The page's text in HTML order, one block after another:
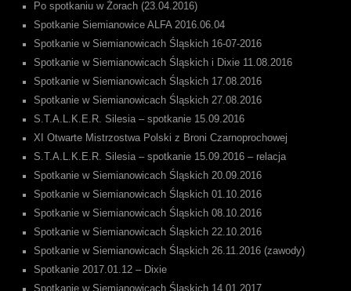
Po spotkaniu w Żorach (23.04.2016)
Spotkanie Siemianowice ALFA 2016.06.04
Spotkanie w Siemianowicach Śląskich 16-07-2016
Spotkanie w Siemianowicach Śląskich i Dixie 11.08.2016
Spotkanie w Siemianowicach Śląskich 17.08.2016
Spotkanie w Siemianowicach Śląskich 27.08.2016
S.T.A.L.K.E.R. Silesia – spotkanie 15.09.2016
XI Otwarte Mistrzostwa Polski z Broni Czarnoprochowej
S.T.A.L.K.E.R. Silesia – spotkanie 15.09.2016 – relacja
Spotkanie w Siemianowicach Śląskich 20.09.2016
Spotkanie w Siemianowicach Śląskich 01.10.2016
Spotkanie w Siemianowicach Śląskich 08.10.2016
Spotkanie w Siemianowicach Śląskich 22.10.2016
Spotkanie w Siemianowicach Śląskich 26.11.2016 (zawody)
Spotkanie 2017.01.12 – Dixie